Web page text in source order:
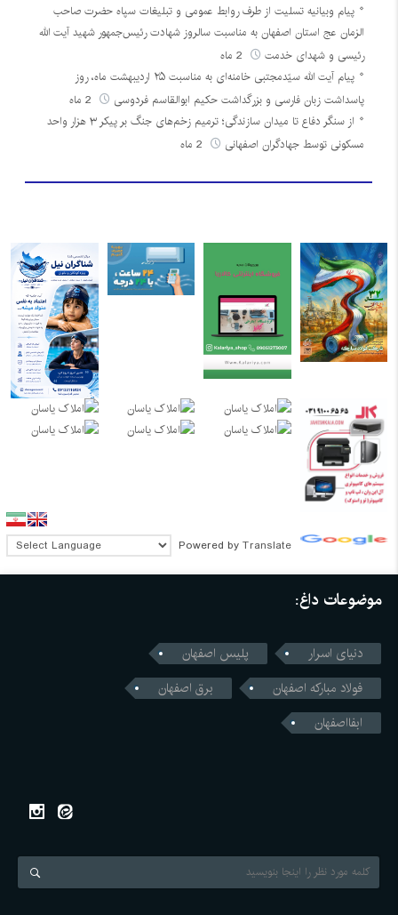
پیام وبیانیه تسلیت از طرف روابط عمومی و تبلیغات سپاه حضرت صاحب
الزمان عج استان اصفهان به مناسبت سالروز شهادت رئیس‌جمهور شهید آیت الله
رئیسی و شهدای خدمت
پیام آیت الله سیّدمجتبی خامنه‌ای به مناسبت ۲۵ اردیبهشت ماه، روز
پاسداشت زبان فارسی و بزرگداشت حکیم ابوالقاسم فردوسی
از سنگر دفاع تا میدان سازندگی؛ ترمیم زخم‌های جنگ بر پیکر ۳ هزار واحد
مسکونی توسط جهادگران اصفهانی
Powered by Translate
موضوعات داغ:
دنیای اسرار
پلیس اصفهان
فولاد مبارکه اصفهان
برق اصفهان
ابفااصفهان